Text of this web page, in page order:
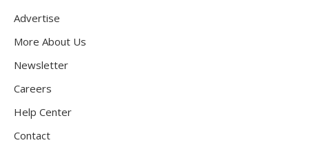
Advertise
More About Us
Newsletter
Careers
Help Center
Contact